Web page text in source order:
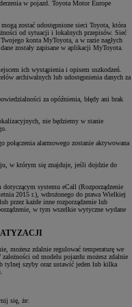
w pojazd. Toyota Motor Europe
zostać udostępnione sieci Toyota, która
od sytuacji i lokalnych przepisów. Sieć
konta MyToyota, a w razie nagłych
zostały zapisane w aplikacji MyToyota.
ich wystąpienia i opisem uszkodzeń.
archiwalnych lub udostępnienia danych za
za opóźnienia, błędy ani brak
nie będziemy w stanie
alarmowego zostanie aktywowana
w którym się znajduje, jeśli dojdzie do
systemu eCall (Rozporządzenie
2015 r.), wdrożonego do prawa Wielkiej
przez każde inne rozporządzenie lub
w tym wszelkie wytyczne wydane
możesz zdalnie regulować temperaturę we
od modelu pojazdu możesz zdalnie
tylnej szyby oraz ustawić jeden lub kilka
się, że: